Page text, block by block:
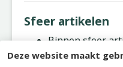
Deze website maakt
Sfeer artikelen
Binnen sfeer
Buiten sfeer